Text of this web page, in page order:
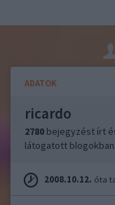
ADATOK
ricardo
2780 bejegyzést írt
látogatott blogokban.
2008.10.12. óta